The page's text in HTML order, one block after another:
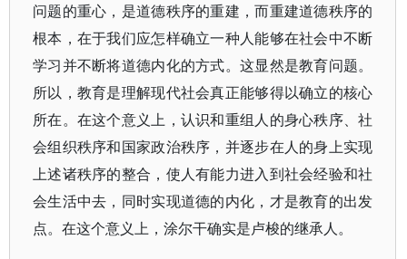
问题的重心，是道德秩序的重建，而重建道德秩序的
根本，在于我们应怎样确立一种人能够在社会中不断
学习并不断将道德内化的方式。这显然是教育问题。
所以，教育是理解现代社会真正能够得以确立的核心
所在。在这个意义上，认识和重组人的身心秩序、社
会组织秩序和国家政治秩序，并逐步在人的身上实现
上述诸秩序的整合，使人有能力进入到社会经验和社
会生活中去，同时实现道德的内化，才是教育的出发
点。在这个意义上，涂尔干确实是卢梭的继承人。